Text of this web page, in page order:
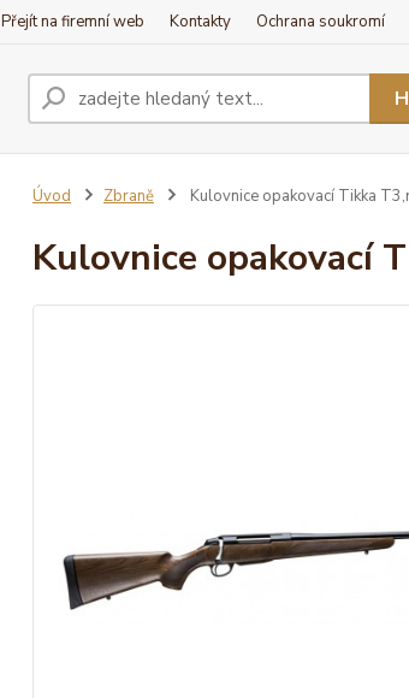
Přejít na firemní web Kontakty Ochrana soukromí
Úvod Zbraně Kulovnice opakovací Tikka
Kulovnice opakovací